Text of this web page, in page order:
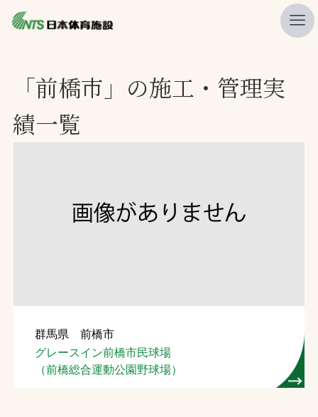
ニュース
プレスリリース
施工・管理実績一覧
検索
お問合せ
お取引先の皆様へ
「前橋市」の施工・管理実
績一覧
群馬県 前橋市
グレースイン前橋市民球場
（前橋総合運動公園野球場）